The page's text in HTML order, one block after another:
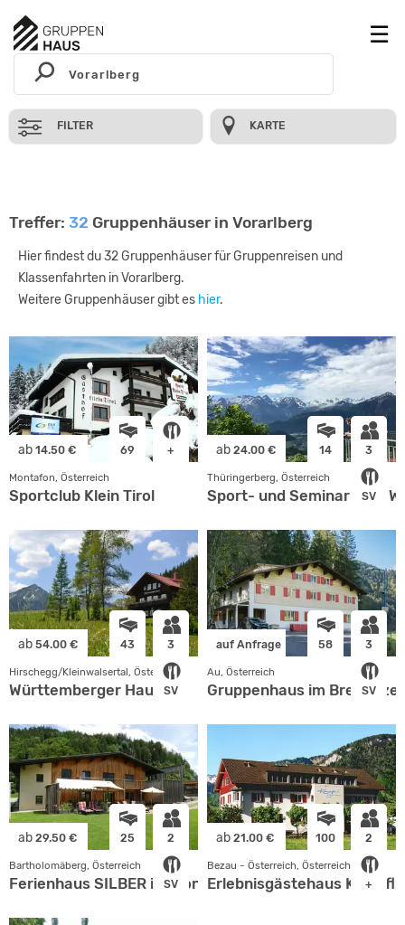
FILTER KARTE
Treffer: 32 Gruppenhäuser in Vorarlberg
Hier findest du 32 Gruppenhäuser für Gruppenreisen und
Klassenfahrten in Vorarlberg.
Weitere Gruppenhäuser gibt es hier.
ab 14.50 € 69 +
Montafon, Österreich
Sportclub Klein Tirol
ab 24.00 € 14 3
SV
Thüringerberg, Österreich
Sport- und Seminarhaus
ab 54.00 € 43 3
SV
Hirschegg/Kleinwalsertal, Österreich
Württemberger Haus
auf Anfrage 58 3
SV
Au, Österreich
Gruppenhaus im
ab 29.50 € 25 2
SV
Bartholomäberg, Österreich
Ferienhaus SILBER im Montafon
ab 21.00 € 100 2
+
Bezau - Österreich, Österreich
Erlebnisgästehaus